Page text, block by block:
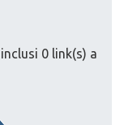
0 link(s) a